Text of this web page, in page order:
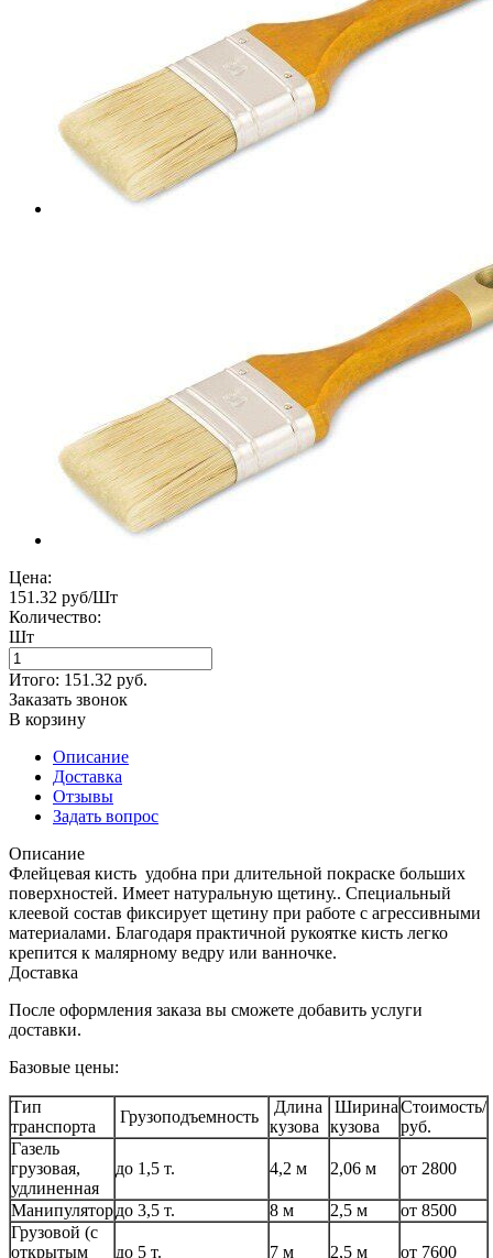
Цена:
151.32 руб/Шт
Количество:
Шт
Итого: 151.32 руб.
Заказать звонок
В корзину
Описание
Доставка
Отзывы
Задать вопрос
Описание
Флейцевая кисть удобна при длительной покраске больших
поверхностей. Имеет натуральную щетину.. Специальный
клеевой состав фиксирует щетину при работе с агрессивными
материалами. Благодаря практичной рукоятке кисть легко
крепится к малярному ведру или ванночке.
Доставка
После оформления заказа вы сможете добавить услуги
доставки.
Базовые цены:
Тип
транспорта
Грузоподъемность
Длина
кузова
Ширина
кузова
Стоимость/
руб.
Газель
грузовая,
удлиненная
до 1,5 т. 4,2 м 2,06 м от 2800
Манипулятордо 3,5 т. 8 м 2,5 м
от 8500
Грузовой (с
открытым
до 5 т. 7 м 2,5 м от 7600